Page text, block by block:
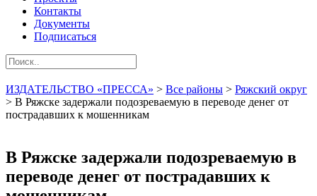
Контакты
Документы
Подписаться
ИЗДАТЕЛЬСТВО «ПРЕССА» > Все районы > Ряжский округ
> В Ряжске задержали подозреваемую в переводе денег от
пострадавших к мошенникам
В Ряжске задержали подозреваемую в
переводе денег от пострадавших к